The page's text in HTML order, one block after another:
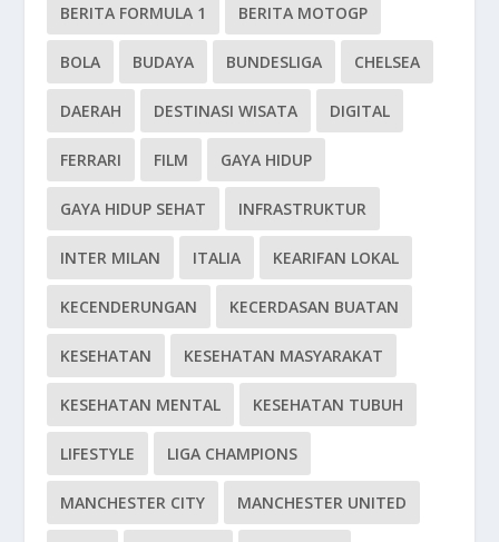
BERITA FORMULA 1 BERITA MOTOGP
BOLA BUDAYA BUNDESLIGA CHELSEA
DAERAH DESTINASI WISATA DIGITAL
FERRARI FILM GAYA HIDUP
GAYA HIDUP SEHAT INFRASTRUKTUR
INTER MILAN ITALIA KEARIFAN LOKAL
KECENDERUNGAN KECERDASAN BUATAN
KESEHATAN KESEHATAN MASYARAKAT
KESEHATAN MENTAL KESEHATAN TUBUH
LIFESTYLE LIGA CHAMPIONS
MANCHESTER CITY MANCHESTER UNITED